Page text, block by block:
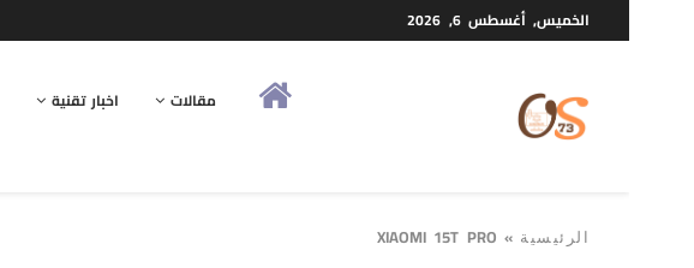
الخميس, أغسطس 6, 2026
مقالات اخبار تقنية
الرئيسية »
XIAOMI 15T PRO